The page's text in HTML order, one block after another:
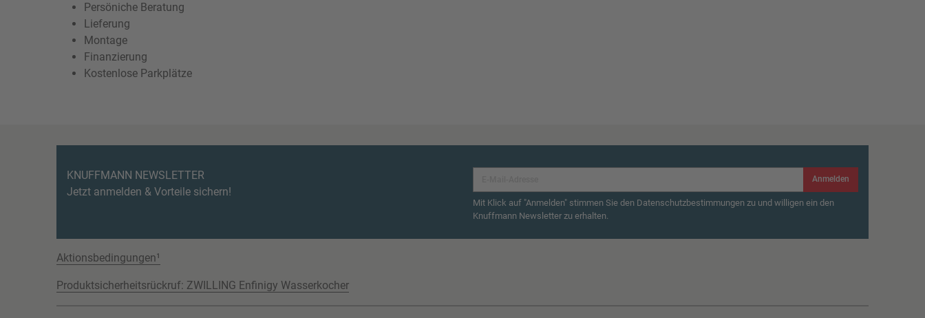
Persöniche Beratung
Lieferung
Montage
Finanzierung
Kostenlose Parkplätze
KNUFFMANN NEWSLETTER
Jetzt anmelden & Vorteile sichern!
Anmelden
Mit Klick auf "Anmelden" stimmen Sie den Datenschutzbestimmungen zu und willigen ein den
Knuffmann Newsletter zu erhalten.
Aktionsbedingungen¹
Produktsicherheitsrückruf: ZWILLING Enfinigy Wasserkocher